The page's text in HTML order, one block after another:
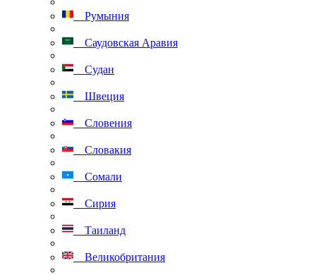
Румыния
Саудовская Аравия
Судан
Швеция
Словения
Словакия
Сомали
Сирия
Таиланд
Великобритания